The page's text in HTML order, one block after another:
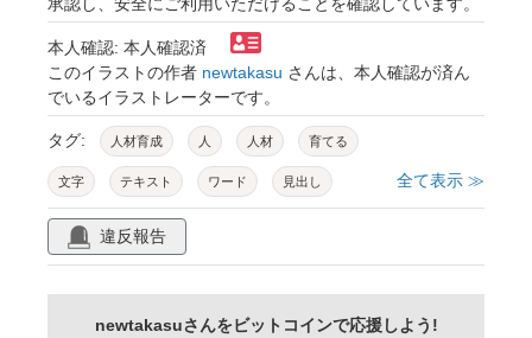
承認し、安全にご利用いただけることを確認しています。
本人確認: 本人確認済
このイラストの作者 newtakasu さんは、本人確認が済ん
でいるイラストレーターです。
タグ: 人材育成 人 人材 育てる
文字 テキスト ワード 見出し
タイトル アイコン
社員 新入社員 スタッフ ヘルプ
全て表示 ≫
違反報告
newtakasuさんをビットコインで応援しよう!